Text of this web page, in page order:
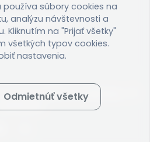
58 4833 333
58 4833 312
NsP, n.o. Revúca - IT
súbory cookies na
analýzu návštevnosti a
Kliknutím na "Prijať všetky"
všetkých typov cookies.
nastavenia.
Odmietnúť všetky